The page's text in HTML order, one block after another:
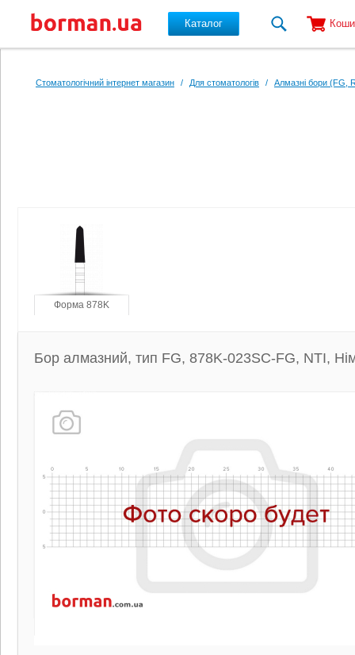
Каталог
Стоматологічний інтернет магазин / Для стоматологів / Алмазні бори (FG,
Форма 878K
Бор алмазний, тип FG, 878K-023SC-FG, NTI,